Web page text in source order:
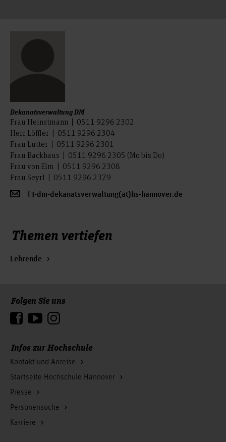
Dekanatsverwaltung DM
Frau Heinstmann | 0511 9296 2302
Herr Löffler | 0511 9296 2304
Frau Lutter | 0511 9296 2301
Frau Backhaus | 0511 9296 2305 (Mo bis Do)
Frau von Elm | 0511 9296 2308
Frau Seyrl | 0511 9296 2379
f3-dm-dekanatsverwaltung(at)hs-hannover.de
Themen vertiefen
Lehrende
Infos zur Hochschule
Kontakt und Anreise
Startseite Hochschule Hannover
Presse
Personensuche
Karriere
Folgen Sie uns